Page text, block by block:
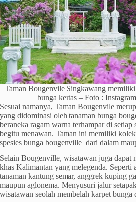
Taman Bougenvile Singkawang
bunga kertas – Foto :
Sesuai namanya, Taman Bougenvile
yang didominasi oleh tanaman bunga
beraneka ragam warna terhampar di setiap
begitu menawan. Taman ini memiliki
spesies bunga bougenville dari dalam
Selain Bougenville, wisatawan juga dapat
khas Kalimantan yang melegenda. Seperti
tanaman kantung semar, anggrek kuping
maupun aglonema. Menyusuri jalur
wisatawan seolah membelah karpet bunga